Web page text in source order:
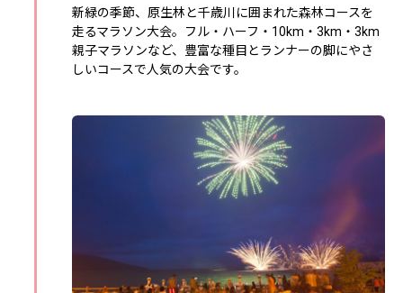
新緑の季節、原生林と千歳川に囲まれた森林コースを
走るマラソン大会。フル・ハーフ・10km・3km・3km
親子マラソンなど、豊富な種目とランナーの脚にやさ
しいコースで人気の大会です。